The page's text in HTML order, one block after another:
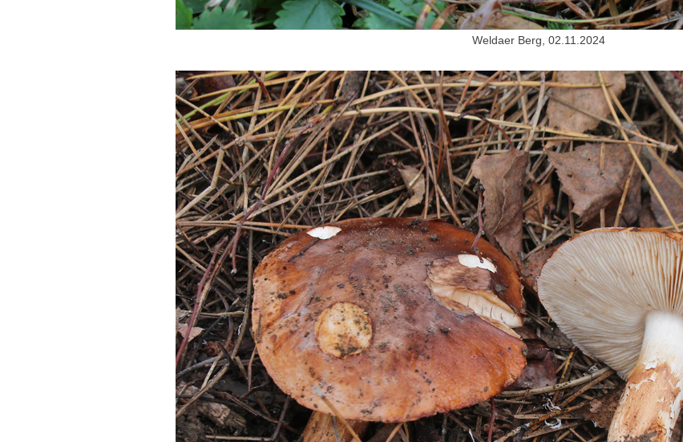
Weldaer Berg, 02.11.2024